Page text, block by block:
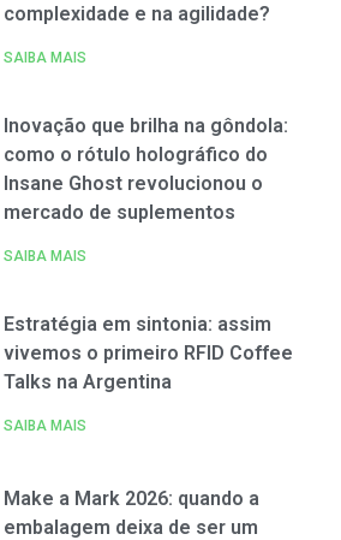
complexidade e na agilidade?
SAIBA MAIS
Inovação que brilha na gôndola:
como o rótulo holográfico do
Insane Ghost revolucionou o
mercado de suplementos
SAIBA MAIS
Estratégia em sintonia: assim
vivemos o primeiro RFID Coffee
Talks na Argentina
SAIBA MAIS
Make a Mark 2026: quando a
embalagem deixa de ser um